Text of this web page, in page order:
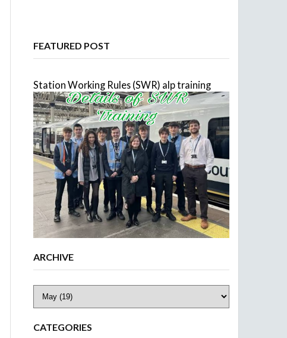
FEATURED POST
Station Working Rules (SWR) alp training
ARCHIVE
CATEGORIES